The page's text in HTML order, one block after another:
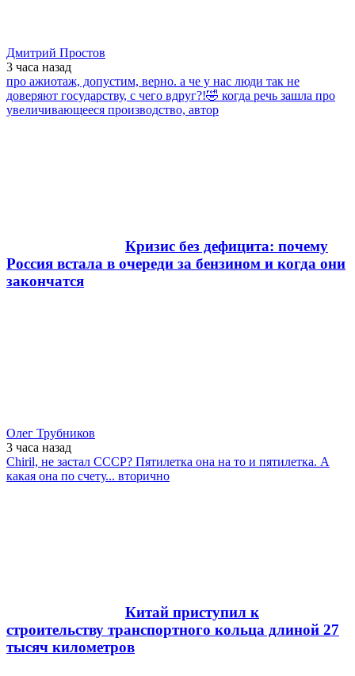
Дмитрий Простов
3 часа назад
про ажиотаж, допустим, верно. а че у нас люди так не
доверяют государству, с чего вдруг?!🤣 когда речь зашла про
увеличивающееся производство, автор
Кризис без дефицита: почему
Россия встала в очереди за бензином и когда они
закончатся
Олег Трубников
3 часа назад
Chiril, не застал СССР? Пятилетка она на то и пятилетка. А
какая она по счету... вторично
Китай приступил к
строительству транспортного кольца длиной 27
тысяч километров